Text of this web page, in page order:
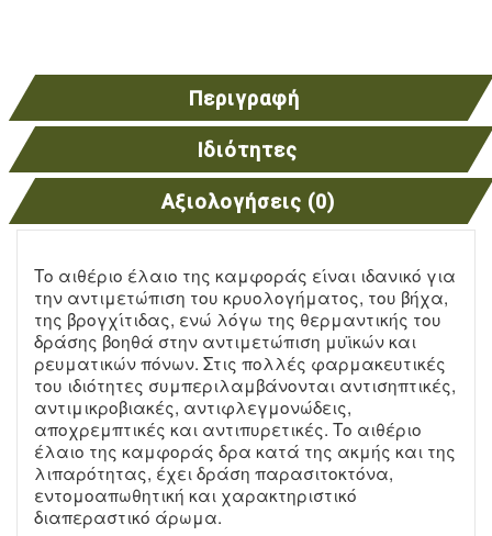
Περιγραφή
Ιδιότητες
Αξιολογήσεις (0)
Το αιθέριο έλαιο της καμφοράς είναι ιδανικό για
την αντιμετώπιση του κρυολογήματος, του βήχα,
της βρογχίτιδας, ενώ λόγω της θερμαντικής του
δράσης βοηθά στην αντιμετώπιση μυϊκών και
ρευματικών πόνων. Στις πολλές φαρμακευτικές
του ιδιότητες συμπεριλαμβάνονται αντισηπτικές,
αντιμικροβιακές, αντιφλεγμονώδεις,
αποχρεμπτικές και αντιπυρετικές. Το αιθέριο
έλαιο της καμφοράς δρα κατά της ακμής και της
λιπαρότητας, έχει δράση παρασιτοκτόνα,
εντομοαπωθητική και χαρακτηριστικό
διαπεραστικό άρωμα.